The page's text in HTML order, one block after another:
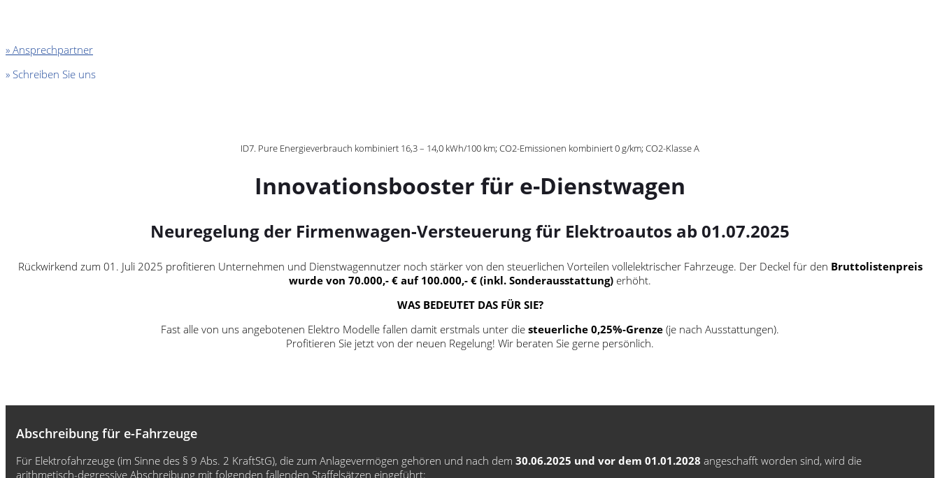
» Ansprechpartner
» Schreiben Sie uns
ID7. Pure Energieverbrauch kombiniert 16,3 – 14,0 kWh/100 km; CO2-Emissionen kombiniert 0 g/km; CO2-Klasse A
Innovationsbooster für e-Dienstwagen
Neuregelung der Firmenwagen-Versteuerung für Elektroautos ab 01.07.2025
Rückwirkend zum 01. Juli 2025 profitieren Unternehmen und Dienstwagennutzer noch stärker von den steuerlichen Vorteilen vollelektrischer Fahrzeuge. Der Deckel für den Bruttolistenpreis
wurde von 70.000,- € auf 100.000,- € (inkl. Sonderausstattung) erhöht.
WAS BEDEUTET DAS FÜR SIE?
Fast alle von uns angebotenen Elektro Modelle fallen damit erstmals unter die steuerliche 0,25%-Grenze (je nach Ausstattungen).
Profitieren Sie jetzt von der neuen Regelung! Wir beraten Sie gerne persönlich.
Abschreibung für e-Fahrzeuge
Für Elektrofahrzeuge (im Sinne des § 9 Abs. 2 KraftStG), die zum Anlagevermögen gehören und nach dem 30.06.2025 und vor dem 01.01.2028 angeschafft worden sind, wird die
arithmetisch-degressive Abschreibung mit folgenden fallenden Staffelsätzen eingeführt: